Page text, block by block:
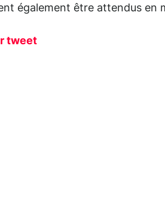
également être attendus en
tweet